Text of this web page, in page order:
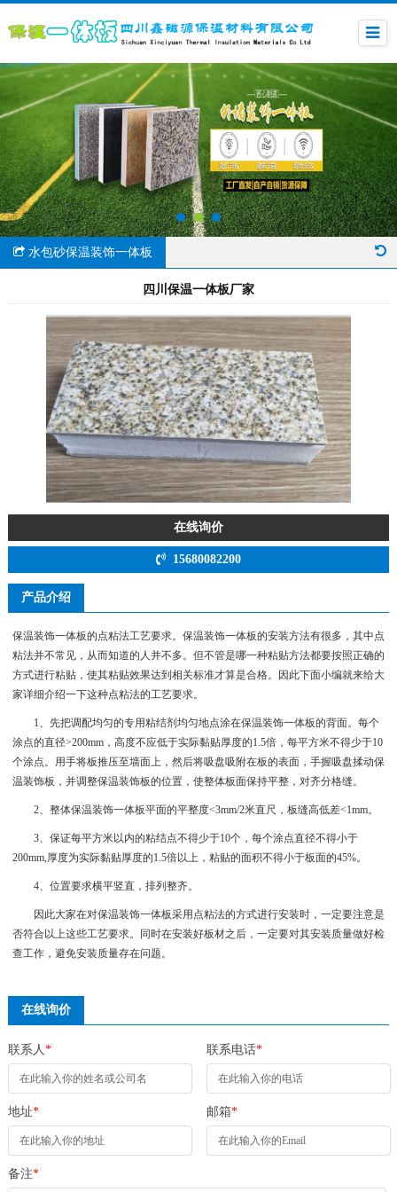
水包砂保温装饰一体板
四川保温一体板厂家
在线询价
15680082200
产品介绍
保温装饰一体板的点粘法工艺要求。保温装饰一体板的安装方法有很多，其中点
粘法并不常见，从而知道的人并不多。但不管是哪一种粘贴方法都要按照正确的
方式进行粘贴，使其粘贴效果达到相关标准才算是合格。因此下面小编就来给大
家详细介绍一下这种点粘法的工艺要求。
1、先把调配均匀的专用粘结剂均匀地点涂在保温装饰一体板的背面。每个
涂点的直径>200mm，高度不应低于实际黏贴厚度的1.5倍，每平方米不得少于10
个涂点。用手将板推压至墙面上，然后将吸盘吸附在板的表面，手握吸盘揉动保
温装饰板，并调整保温装饰板的位置，使整体板面保持平整，对齐分格缝。
2、整体保温装饰一体板平面的平整度<3mm/2米直尺，板缝高低差<1mm。
3、保证每平方米以内的粘结点不得少于10个，每个涂点直径不得小于
200mm,厚度为实际黏贴厚度的1.5倍以上，粘贴的面积不得小于板面的45%。
4、位置要求横平竖直，排列整齐。
因此大家在对保温装饰一体板采用点粘法的方式进行安装时，一定要注意是
否符合以上这些工艺要求。同时在安装好板材之后，一定要对其安装质量做好检
查工作，避免安装质量存在问题。
在线询价
联系人* 联系电话*
地址* 邮箱*
备注*